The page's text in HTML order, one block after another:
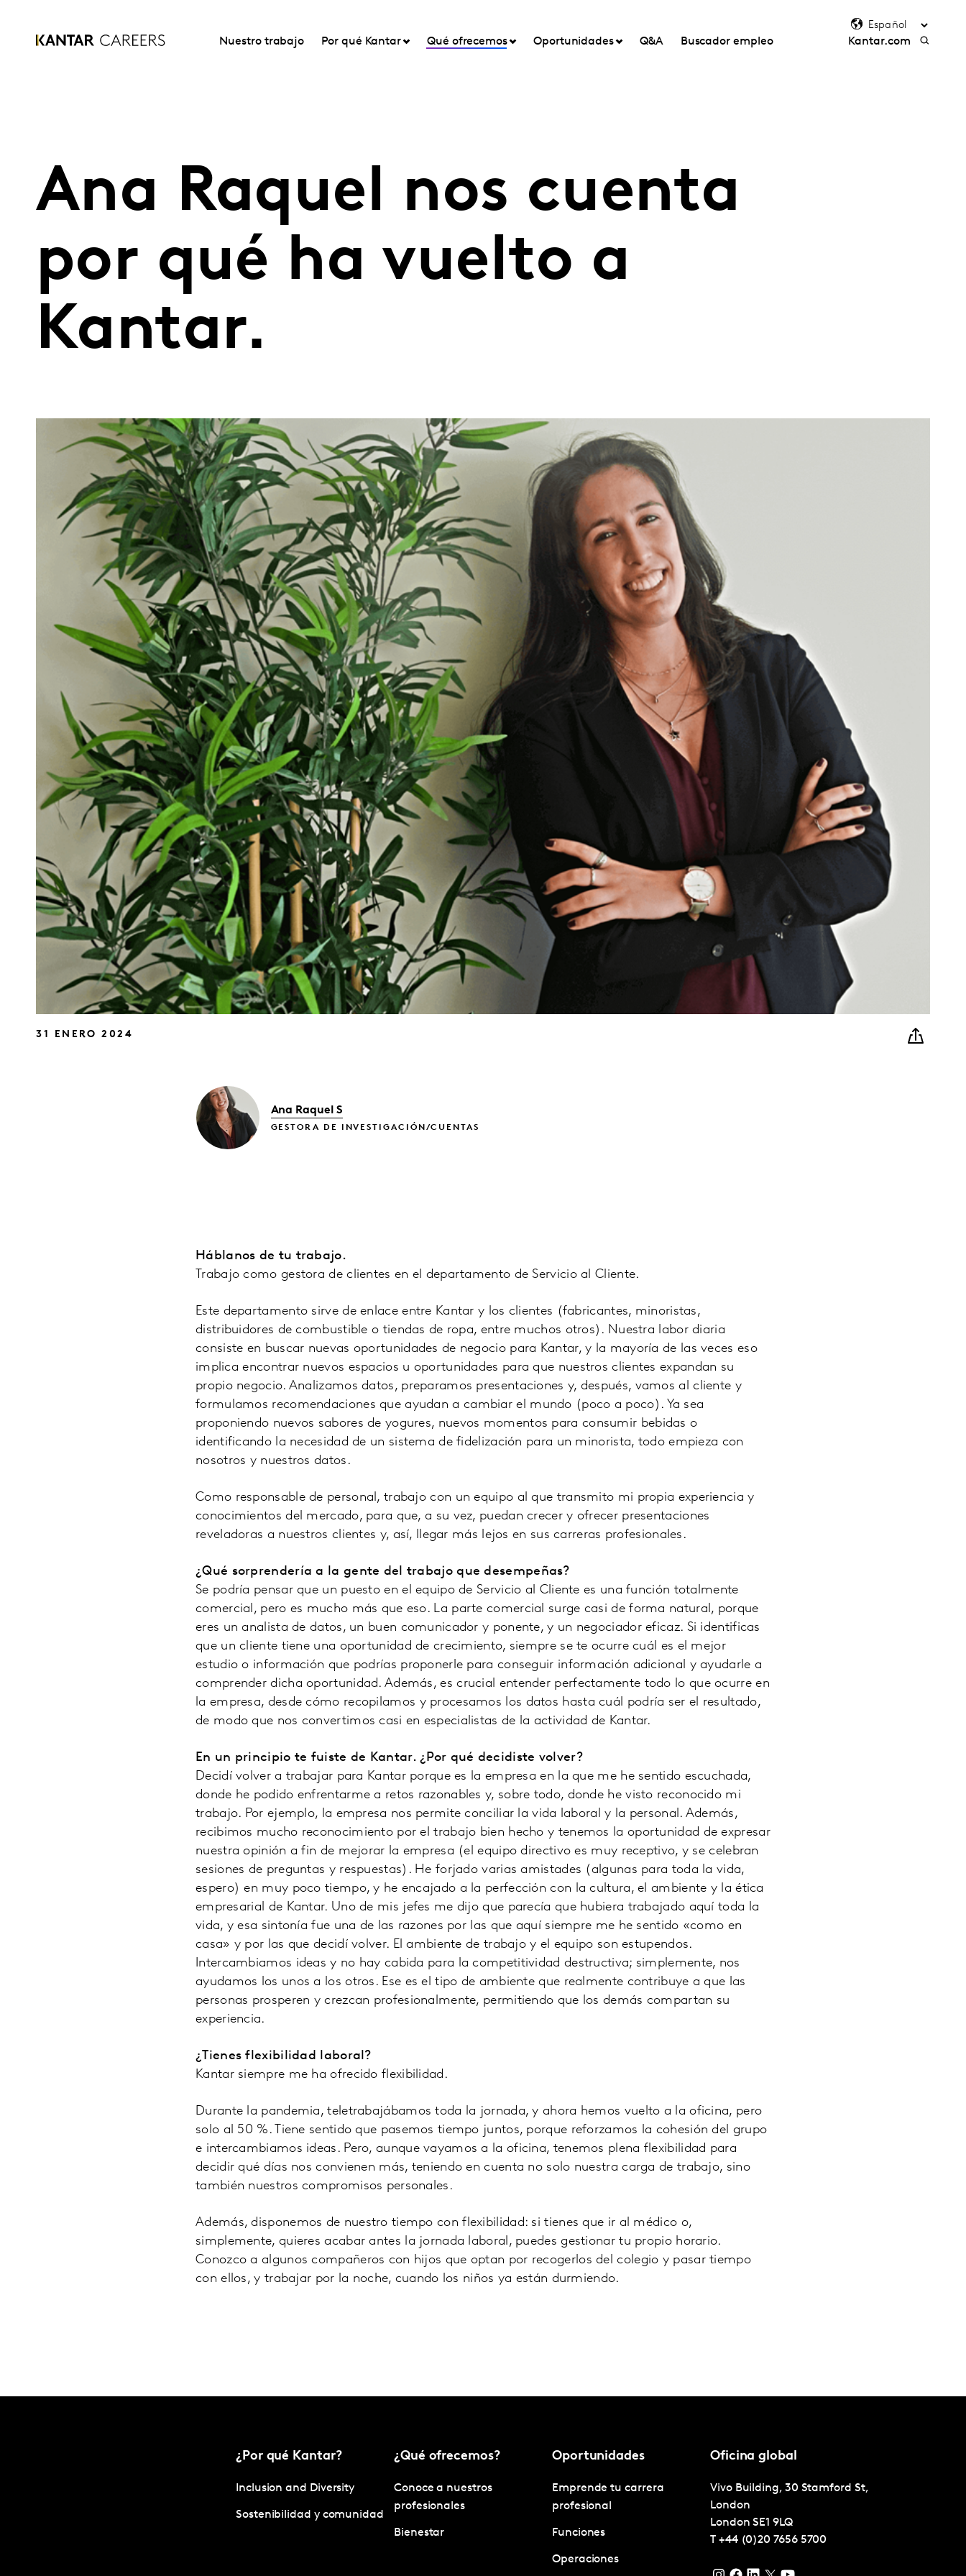
Nuestro trabajo Por qué Kantar Qué ofrecemos Oportunidades Q&A Buscador empleo Kantar.com
Ana Raquel nos cuenta
por qué ha vuelto a
Kantar.
31 ENERO 2024
Ana Raquel S
GESTORA DE INVESTIGACIÓN/CUENTAS
Háblanos de tu trabajo.
Trabajo como gestora de clientes en el departamento de Servicio al Cliente.
Este departamento sirve de enlace entre Kantar y los clientes (fabricantes, minoristas,
distribuidores de combustible o tiendas de ropa, entre muchos otros). Nuestra labor diaria
consiste en buscar nuevas oportunidades de negocio para Kantar, y la mayoría de las veces eso
implica encontrar nuevos espacios u oportunidades para que nuestros clientes expandan su
propio negocio. Analizamos datos, preparamos presentaciones y, después, vamos al cliente y
formulamos recomendaciones que ayudan a cambiar el mundo (poco a poco). Ya sea
proponiendo nuevos sabores de yogures, nuevos momentos para consumir bebidas o
identificando la necesidad de un sistema de fidelización para un minorista, todo empieza con
nosotros y nuestros datos.
Como responsable de personal, trabajo con un equipo al que transmito mi propia experiencia y
conocimientos del mercado, para que, a su vez, puedan crecer y ofrecer presentaciones
reveladoras a nuestros clientes y, así, llegar más lejos en sus carreras profesionales.
¿Qué sorprendería a la gente del trabajo que desempeñas?
Se podría pensar que un puesto en el equipo de Servicio al Cliente es una función totalmente
comercial, pero es mucho más que eso. La parte comercial surge casi de forma natural, porque
eres un analista de datos, un buen comunicador y ponente, y un negociador eficaz. Si identificas
que un cliente tiene una oportunidad de crecimiento, siempre se te ocurre cuál es el mejor
estudio o información que podrías proponerle para conseguir información adicional y ayudarle a
comprender dicha oportunidad. Además, es crucial entender perfectamente todo lo que ocurre en
la empresa, desde cómo recopilamos y procesamos los datos hasta cuál podría ser el resultado,
de modo que nos convertimos casi en especialistas de la actividad de Kantar.
En un principio te fuiste de Kantar. ¿Por qué decidiste volver?
Decidí volver a trabajar para Kantar porque es la empresa en la que me he sentido escuchada,
donde he podido enfrentarme a retos razonables y, sobre todo, donde he visto reconocido mi
trabajo. Por ejemplo, la empresa nos permite conciliar la vida laboral y la personal. Además,
recibimos mucho reconocimiento por el trabajo bien hecho y tenemos la oportunidad de expresar
nuestra opinión a fin de mejorar la empresa (el equipo directivo es muy receptivo, y se celebran
sesiones de preguntas y respuestas). He forjado varias amistades (algunas para toda la vida,
espero) en muy poco tiempo, y he encajado a la perfección con la cultura, el ambiente y la ética
empresarial de Kantar. Uno de mis jefes me dijo que parecía que hubiera trabajado aquí toda la
vida, y esa sintonía fue una de las razones por las que aquí siempre me he sentido «como en
casa» y por las que decidí volver. El ambiente de trabajo y el equipo son estupendos.
Intercambiamos ideas y no hay cabida para la competitividad destructiva; simplemente, nos
ayudamos los unos a los otros. Ese es el tipo de ambiente que realmente contribuye a que las
personas prosperen y crezcan profesionalmente, permitiendo que los demás compartan su
experiencia.
¿Tienes flexibilidad laboral?
Kantar siempre me ha ofrecido flexibilidad.
Durante la pandemia, teletrabajábamos toda la jornada, y ahora hemos vuelto a la oficina, pero
solo al 50 %. Tiene sentido que pasemos tiempo juntos, porque reforzamos la cohesión del grupo
e intercambiamos ideas. Pero, aunque vayamos a la oficina, tenemos plena flexibilidad para
decidir qué días nos convienen más, teniendo en cuenta no solo nuestra carga de trabajo, sino
también nuestros compromisos personales.
Además, disponemos de nuestro tiempo con flexibilidad: si tienes que ir al médico o,
simplemente, quieres acabar antes la jornada laboral, puedes gestionar tu propio horario.
Conozco a algunos compañeros con hijos que optan por recogerlos del colegio y pasar tiempo
con ellos, y trabajar por la noche, cuando los niños ya están durmiendo.
¿Por qué Kantar?
Inclusion and Diversity
Sostenibilidad y comunidad
¿Qué ofrecemos?
Conoce a nuestros
profesionales
Bienestar
Oportunidades
Emprende tu carrera
profesional
Funciones
Operaciones
Oficina global
Vivo Building, 30 Stamford St,
London
London SE1 9LQ
T +44 (0)20 7656 5700